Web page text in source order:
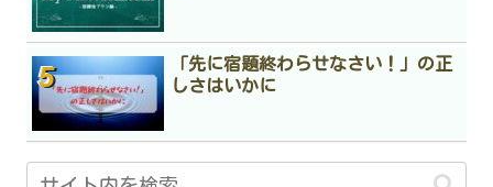
「先に宿題終わらせなさい！」の正
しさはいかに